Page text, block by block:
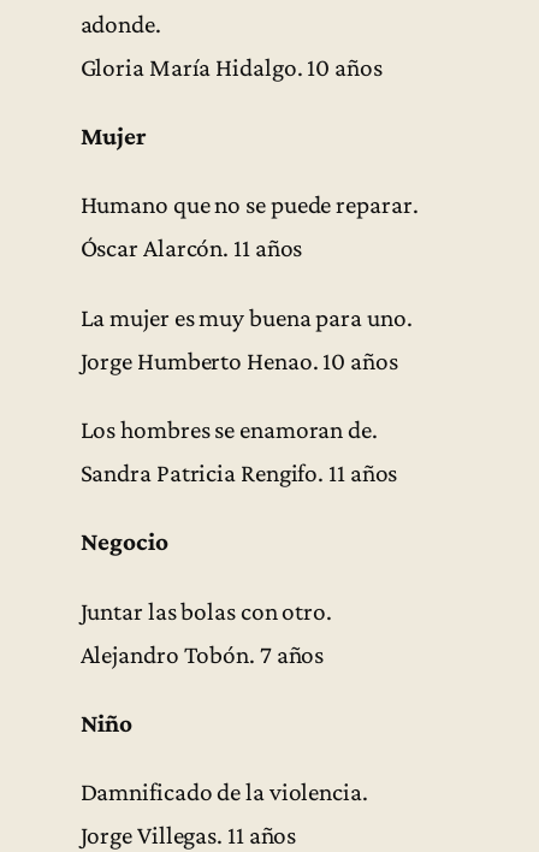
adonde.
Gloria María Hidalgo. 10 años
Mujer
Humano que no se puede reparar.
Óscar Alarcón. 11 años
La mujer es muy buena para uno.
Jorge Humberto Henao. 10 años
Los hombres se enamoran de.
Sandra Patricia Rengifo. 11 años
Negocio
Juntar las bolas con otro.
Alejandro Tobón. 7 años
Niño
Damnificado de la violencia.
Jorge Villegas. 11 años